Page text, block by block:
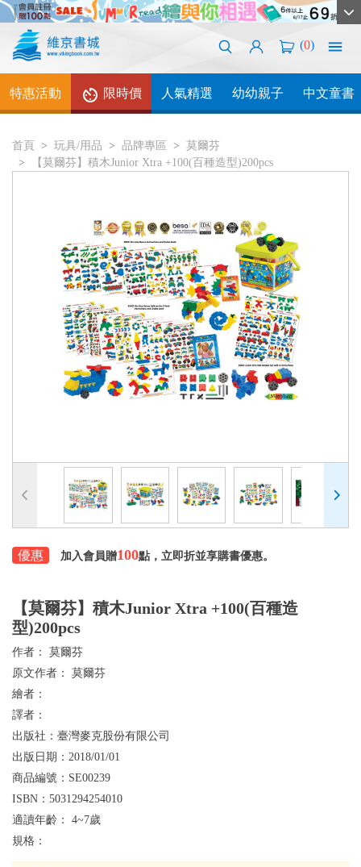
(0)
特惠活動 限時價 人氣精選 幼幼親子 中文童書
首頁 玩具/用品 品牌專區
莫爾芬
【莫爾芬】積木Junior Xtra +100(百種造型)200pcs
優惠 加入會員贈100點，立即折並享購書優惠。
【莫爾芬】積木Junior Xtra +100(百種造
型)200pcs
作者： 莫爾芬
原文作者： 莫爾芬
繪者：
譯者：
出版社： 臺灣麥克股份有限公司
出版日期： 2018/01/01
商品編號： SE00239
ISBN： 5031294254010
適讀年齡： 4~7歲
規格：